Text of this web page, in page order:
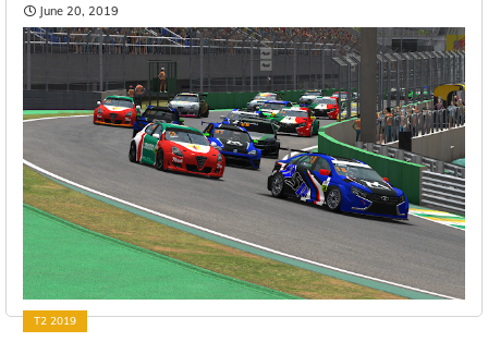
June 20, 2019
T2 2019